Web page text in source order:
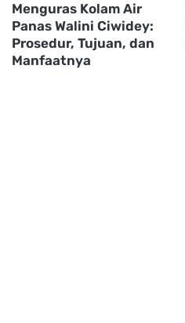
Menguras Kolam Air
Panas Walini Ciwidey:
Prosedur, Tujuan, dan
Manfaatnya